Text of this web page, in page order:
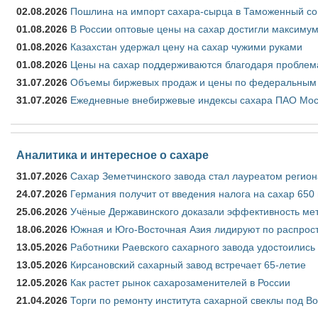
02.08.2026 Пошлина на импорт сахара-сырца в Таможенный
01.08.2026 В России оптовые цены на сахар достигли
01.08.2026 Казахстан удержал цену на сахар чужими руками
01.08.2026 Цены на сахар поддерживаются благодаря
31.07.2026 Объемы биржевых продаж и цены по федеральным
31.07.2026 Ежедневные внебиржевые индексы сахара ПАО
Аналитика и интересное о сахаре
31.07.2026 Сахар Земетчинского завода стал лауреатом
24.07.2026 Германия получит от введения налога на сахар
25.06.2026 Учёные Державинского доказали эффективность
18.06.2026 Южная и Юго-Восточная Азия лидируют по
13.05.2026 Работники Раевского сахарного завода удостоились
13.05.2026 Кирсановский сахарный завод встречает 65-летие
12.05.2026 Как растет рынок сахарозаменителей в России
21.04.2026 Торги по ремонту института сахарной свеклы под